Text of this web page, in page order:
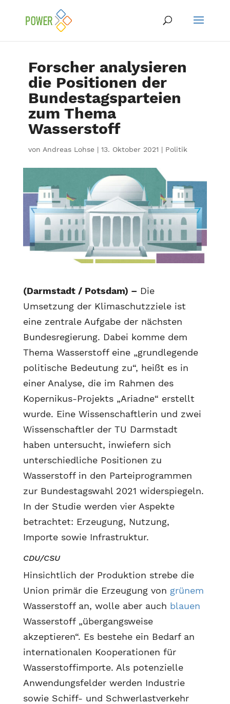
Forscher analysieren
die Positionen der
Bundestagsparteien
zum Thema
Wasserstoff
von Andreas Lohse| 13. Oktober 2021 | Politik
(Darmstadt / Potsdam) – Die
Umsetzung der Klimaschutzziele ist
eine zentrale Aufgabe der nächsten
Bundesregierung. Dabei komme dem
Thema Wasserstoff eine „grundlegende
politische Bedeutung zu“, heißt es in
einer Analyse, die im Rahmen des
Kopernikus-Projekts „Ariadne“ erstellt
wurde. Eine Wissenschaftlerin und zwei
Wissenschaftler der TU Darmstadt
haben untersucht, inwiefern sich
unterschiedliche Positionen zu
Wasserstoff in den Parteiprogrammen
zur Bundestagswahl 2021 widerspiegeln.
In der Studie werden vier Aspekte
betrachtet: Erzeugung, Nutzung,
Importe sowie Infrastruktur.
CDU/CSU
Hinsichtlich der Produktion strebe die
Union primär die Erzeugung von grünem
Wasserstoff an, wolle aber auch blauen
Wasserstoff „übergangsweise
akzeptieren“. Es bestehe ein Bedarf an
internationalen Kooperationen für
Wasserstoffimporte. Als potenzielle
Anwendungsfelder werden Industrie
sowie Schiff- und Schwerlastverkehr